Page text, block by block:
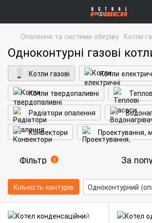
Опалення та системи обігріву Котли
Одноконтурні газові
Котли газові
Котли
Котли твердопаливні
Радіатори опалення
Конвектори
Проектування,
Фільтр 1 За
Кількість контурів Одноконтурний